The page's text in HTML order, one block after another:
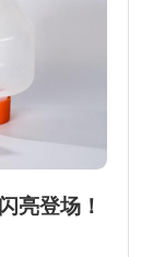
亮登场！